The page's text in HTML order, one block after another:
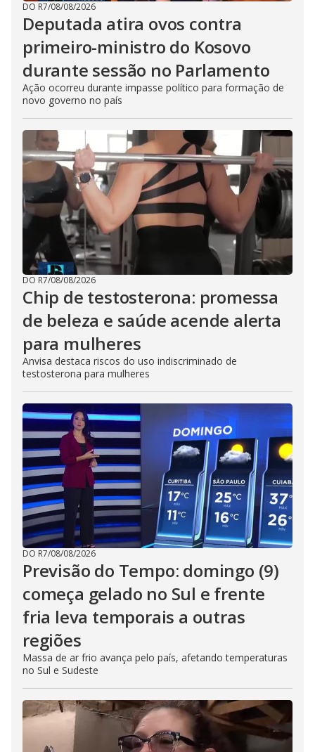
DO R7/08/08/2026
Deputada atira ovos contra
primeiro-ministro do Kosovo
durante sessão no Parlamento
Ação ocorreu durante impasse político para formação de
novo governo no país
DO R7/08/08/2026
Chip de testosterona: promessa
de beleza e saúde acende alerta
para mulheres
Anvisa destaca riscos do uso indiscriminado de
testosterona para mulheres
DO R7/08/08/2026
Previsão do Tempo: domingo (9)
começa gelado no Sul e frente
fria leva temporais a outras
regiões
Massa de ar frio avança pelo país, afetando temperaturas
no Sul e Sudeste